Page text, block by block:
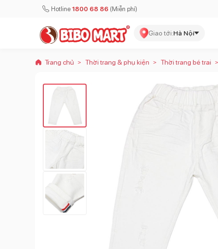
Hotline 1800 68 86 (Miễn phí)
Giao tới:Hà Nội
Trang chủ > Thời trang & phụ kiện > Thời trang bé trai >